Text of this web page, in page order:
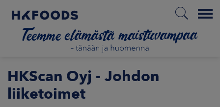
Menu
ETUSIVU
HKScan Oyj - Johdon
liiketoimet